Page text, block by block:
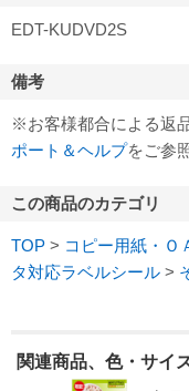
EDT-KUDVD2S
備考
※お客様都合による返
ポート＆ヘルプをご参
この商品のカテゴリ
TOP > コピー用紙・Ｏ
タ対応ラベルシール >
関連商品、色・サイ